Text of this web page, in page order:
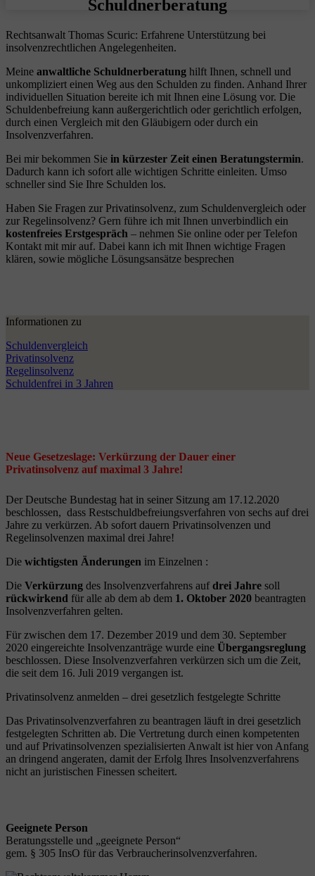
Schuldnerberatung
Rechtsanwalt Thomas Scuric: Erfahrene Unterstützung bei
insolvenzrechtlichen Angelegenheiten.
Meine anwaltliche Schuldnerberatung hilft Ihnen, schnell und
unkompliziert einen Weg aus den Schulden zu finden. Anhand Ihrer
individuellen Situation bereite ich mit Ihnen eine Lösung vor. Die
Schuldenbefreiung kann außergerichtlich oder gerichtlich erfolgen,
durch einen Vergleich mit den Gläubigern oder durch ein
Insolvenzverfahren.
Bei mir bekommen Sie in kürzester Zeit einen Beratungstermin.
Dadurch kann ich sofort alle wichtigen Schritte einleiten. Umso
schneller sind Sie Ihre Schulden los.
Haben Sie Fragen zur Privatinsolvenz, zum Schuldenvergleich oder
zur Regelinsolvenz? Gern führe ich mit Ihnen unverbindlich ein
kostenfreies Erstgespräch – nehmen Sie online oder per Telefon
Kontakt mit mir auf. Dabei kann ich mit Ihnen wichtige Fragen
klären, sowie mögliche Lösungsansätze besprechen
Informationen zu
Schuldenvergleich
Privatinsolvenz
Regelinsolvenz
Schuldenfrei in 3 Jahren
Neue Gesetzeslage: Verkürzung der Dauer einer
Privatinsolvenz auf maximal 3 Jahre!
Der Deutsche Bundestag hat in seiner Sitzung am 17.12.2020
beschlossen, dass Restschuldbefreiungsverfahren von sechs auf drei
Jahre zu verkürzen. Ab sofort dauern Privatinsolvenzen und
Regelinsolvenzen maximal drei Jahre!
Die wichtigsten Änderungen im Einzelnen :
Die Verkürzung des Insolvenzverfahrens aufdrei Jahre soll
rückwirkend für alle ab dem ab dem 1. Oktober 2020 beantragten
Insolvenzverfahren gelten.
Für zwischen dem 17. Dezember 2019 und dem 30. September
2020 eingereichte Insolvenzanträge wurde eine Übergangsreglung
beschlossen. Diese Insolvenzverfahren verkürzen sich um die Zeit,
die seit dem 16. Juli 2019 vergangen ist.
Privatinsolvenz anmelden – drei gesetzlich festgelegte Schritte
Das Privatinsolvenzverfahren zu beantragen läuft in drei gesetzlich
festgelegten Schritten ab. Die Vertretung durch einen kompetenten
und auf Privatinsolvenzen spezialisierten Anwalt ist hier von Anfang
an dringend angeraten, damit der Erfolg Ihres Insolvenzverfahrens
nicht an juristischen Finessen scheitert.
Geeignete Person
Beratungsstelle und „geeignete Person“
gem. § 305 InsO für das Verbraucherinsolvenzverfahren.